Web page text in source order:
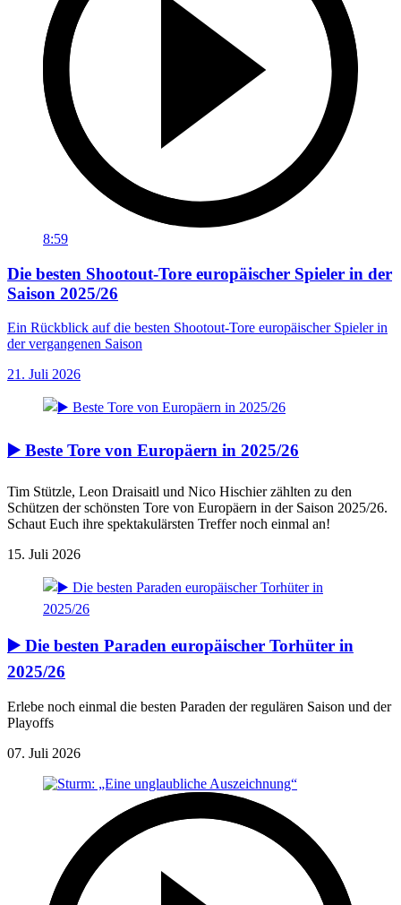
8:59
Die besten Shootout-Tore europäischer Spieler in der
Saison 2025/26
Ein Rückblick auf die besten Shootout-Tore europäischer Spieler in
der vergangenen Saison
21. Juli 2026
▶️ Beste Tore von Europäern in 2025/26
Tim Stützle, Leon Draisaitl und Nico Hischier zählten zu den
Schützen der schönsten Tore von Europäern in der Saison 2025/26.
Schaut Euch ihre spektakulärsten Treffer noch einmal an!
15. Juli 2026
▶️ Die besten Paraden europäischer Torhüter in
2025/26
Erlebe noch einmal die besten Paraden der regulären Saison und der
Playoffs
07. Juli 2026